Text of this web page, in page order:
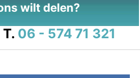
wilt delen?
T. 06 - 574 71 321